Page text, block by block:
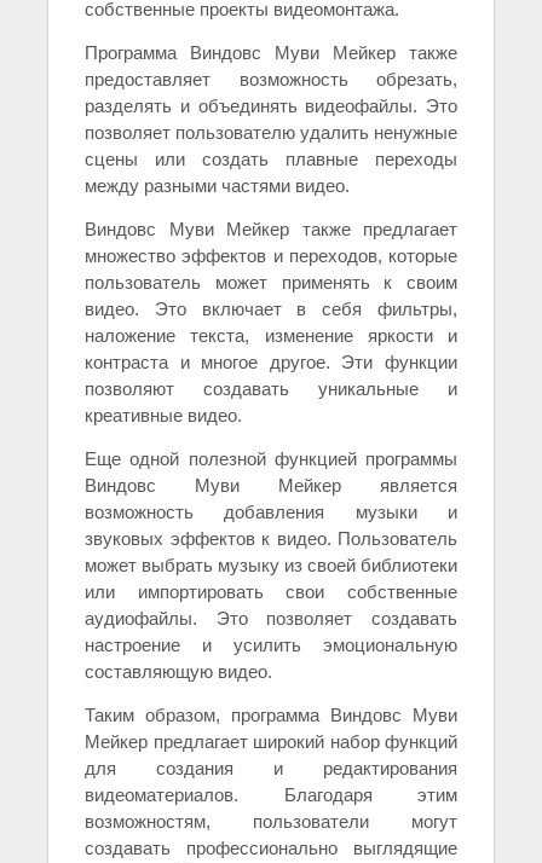
собственные проекты видеомонтажа.
Программа Виндовс Муви Мейкер также
предоставляет возможность обрезать,
разделять и объединять видеофайлы. Это
позволяет пользователю удалить ненужные
сцены или создать плавные переходы
между разными частями видео.
Виндовс Муви Мейкер также предлагает
множество эффектов и переходов, которые
пользователь может применять к своим
видео. Это включает в себя фильтры,
наложение текста, изменение яркости и
контраста и многое другое. Эти функции
позволяют создавать уникальные и
креативные видео.
Еще одной полезной функцией программы
Виндовс Муви Мейкер является
возможность добавления музыки и
звуковых эффектов к видео. Пользователь
может выбрать музыку из своей библиотеки
или импортировать свои собственные
аудиофайлы. Это позволяет создавать
настроение и усилить эмоциональную
составляющую видео.
Таким образом, программа Виндовс Муви
Мейкер предлагает широкий набор функций
для создания и редактирования
видеоматериалов. Благодаря этим
возможностям, пользователи могут
создавать профессионально выглядящие